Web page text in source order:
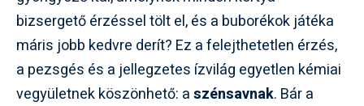
bizsergető érzéssel tölt el, és a buborékok játéka
máris jobb kedvre derít? Ez a felejthetetlen érzés,
a pezsgés és a jellegzetes ízvilág egyetlen kémiai
vegyületnek köszönhető: aszénsavnak. Bár a